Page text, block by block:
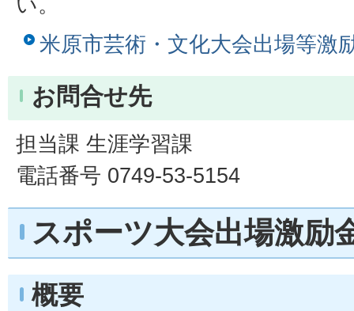
米原市芸術・文化大会出場等激
お問合せ先
担当課 生涯学習課
電話番号 0749-53-5154
スポーツ大会出場激励
概要